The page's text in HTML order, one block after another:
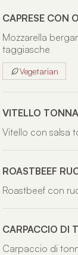
CAPRESE CON
Mozzarella
taggiasche
Vegetarian
VITELLO
Vitello con salsa
ROASTBEEF
Roastbeef con
CARPACCIO DI
Carpaccio di